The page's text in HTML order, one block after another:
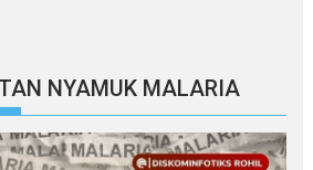
NYAMUK MALARIA